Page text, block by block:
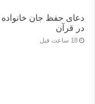
دعای حفظ جان خانواده
در قرآن
18 ساعت قبل